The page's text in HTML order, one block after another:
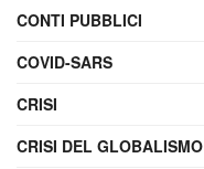
CONTI PUBBLICI
COVID-SARS
CRISI
CRISI DEL GLOBALISMO